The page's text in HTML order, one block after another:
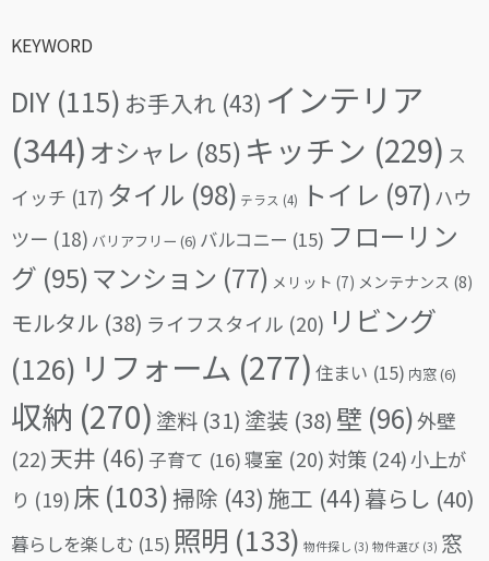
KEYWORD
DIY (115) お手入れ (43) インテリア
(344) オシャレ (85) キッチン (229) ス
イッチ (17) タイル (98) テラス (4) トイレ (97) ハウ
ツー (18) バリアフリー (6) バルコニー (15) フローリン
グ (95)マンション (77) メリット (7) メンテナンス (8)
モルタル (38) ライフスタイル (20) リビング
(126) リフォーム (277) 住まい (15) 内窓(6)
収納 (270) 塗料 (31) 塗装 (38) 壁 (96)外壁
(22)天井 (46) 子育て (16)寝室 (20) 対策 (24)小上が
り (19) 床 (103)掃除 (43) 施工 (44) 暮らし (40)
暮らしを楽しむ (15) 照明 (133) 物件探し (3) 物件選び (3) 窓